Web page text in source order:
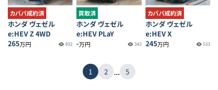
カババ成約済
ホンダ ヴェゼル
e:HEV Z 4WD
265万円 892
買取済
ホンダ ヴェゼル
e:HEV PLaY
-万円 343
カババ成約済
ホンダ ヴェゼル
e:HEV X
245万円 533
1 2 ... 5